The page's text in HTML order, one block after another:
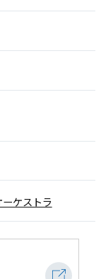
ケストラ